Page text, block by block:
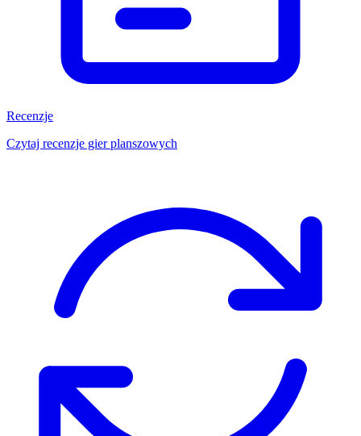
Recenzje
Czytaj recenzje gier planszowych